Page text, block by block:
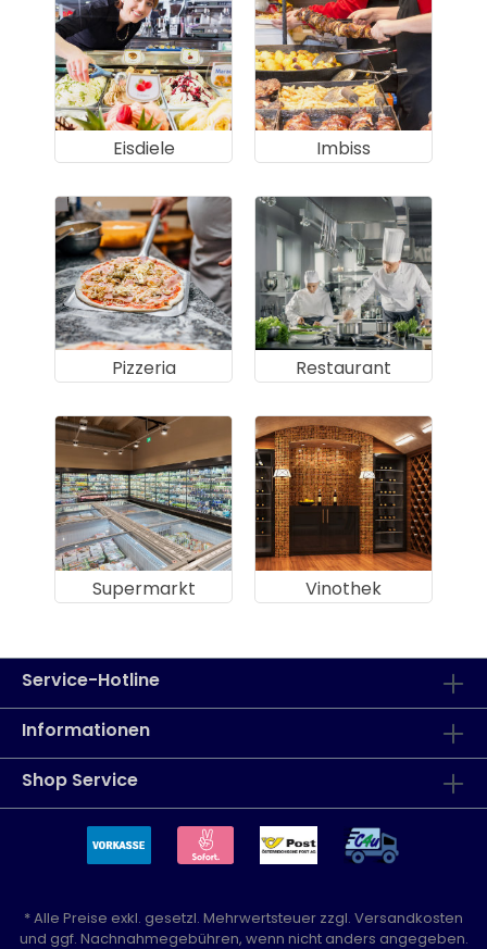
Eisdiele Imbiss
Pizzeria Restaurant
Supermarkt Vinothek
Service-Hotline
Informationen
Shop Service
* Alle Preise exkl. gesetzl. Mehrwertsteuer zzgl. Versandkosten
und ggf. Nachnahmegebühren, wenn nicht anders angegeben.